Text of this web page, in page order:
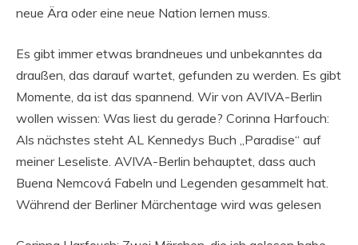
neue Ära oder eine neue Nation lernen muss.
Es gibt immer etwas brandneues und unbekanntes da
draußen, das darauf wartet, gefunden zu werden. Es gibt
Momente, da ist das spannend. Wir von AVIVA-Berlin
wollen wissen: Was liest du gerade? Corinna Harfouch:
Als nächstes steht AL Kennedys Buch „Paradise“ auf
meiner Leseliste. AVIVA-Berlin behauptet, dass auch
Buena Nemcová Fabeln und Legenden gesammelt hat.
Während der Berliner Märchentage wird was gelesen